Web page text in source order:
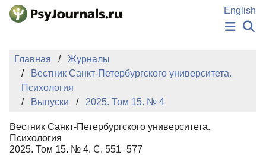
Перейти к основному содержанию
English
НОВОСТИ
ИЗДАНИЯ
АВТОРЫ
БАЗА ЗНАНИЙ
КЛЮЧЕВЫЕ СЛОВА
Регистрация
Главная
Журналы
Вестник Санкт-Петербургского университета.
Психология
Выпуски
2025. Том 15. № 4
Вестник Санкт-Петербургского университета.
Психология
2025. Том 15. № 4. С. 551–577